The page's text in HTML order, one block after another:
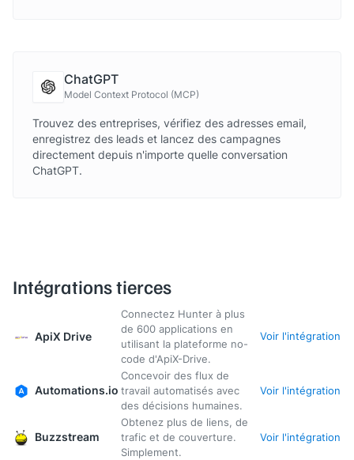
ChatGPT
Model Context Protocol (MCP)
Trouvez des entreprises, vérifiez des adresses email,
enregistrez des leads et lancez des campagnes
directement depuis n'importe quelle conversation
ChatGPT.
Intégrations tierces
ApiX Drive
Connectez Hunter à plus
de 600 applications en
utilisant la plateforme no-
code d'ApiX-Drive.
Voir l'intégration
Automations.io
Concevoir des flux de
travail automatisés avec
des décisions humaines.
Voir l'intégration
Buzzstream
Obtenez plus de liens, de
trafic et de couverture.
Simplement.
Voir l'intégration